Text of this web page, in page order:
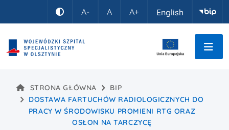
Kontrast
A- A A+ English
STRONA GŁÓWNA
BIP
DOSTAWA FARTUCHÓW RADIOLOGICZNYCH DO
PRACY W ŚRODOWISKU PROMIENI RTG ORAZ
OSŁON NA TARCZYCĘ